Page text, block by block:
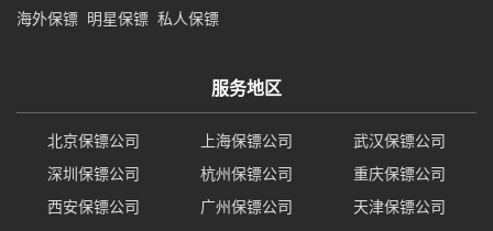
海外保镖
明星保镖 私人保镖
服务地区
北京保镖公司 上海保镖公司
武汉保镖公司
深圳保镖公司
杭州保镖公司
重庆保镖公司
西安保镖公司
广州保镖公司
天津保镖公司